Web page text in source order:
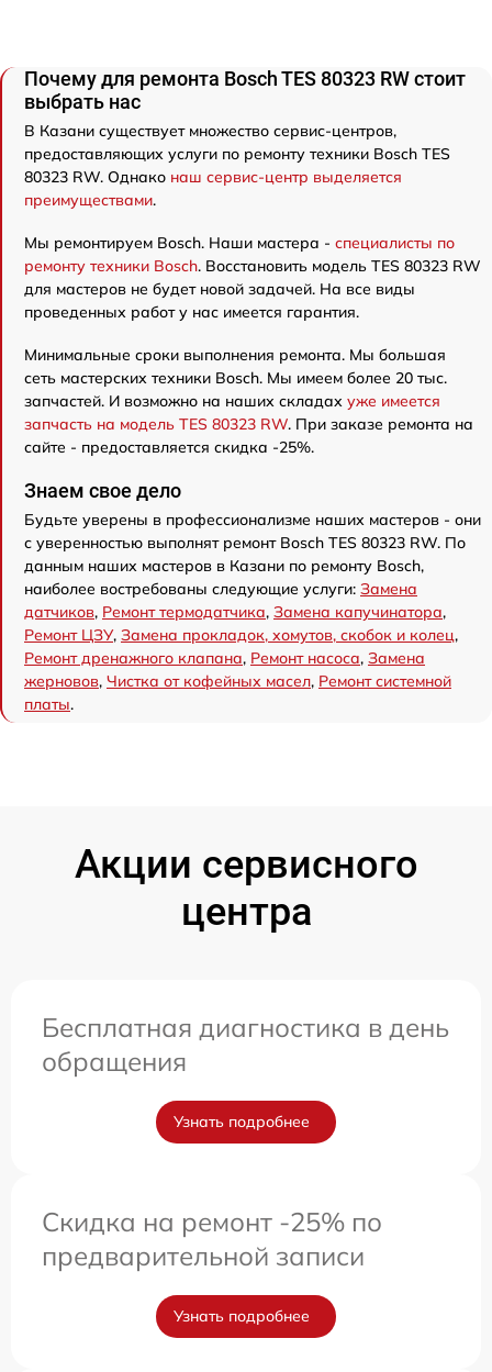
Почему для ремонта Bosch TES 80323 RW стоит
выбрать нас
В Казани существует множество сервис-центров,
предоставляющих услуги по ремонту техники Bosch TES
80323 RW. Однако наш сервис-центр выделяется
преимуществами.
Мы ремонтируем Bosch. Наши мастера - специалисты по
ремонту техники Bosch. Восстановить модель TES 80323 RW
для мастеров не будет новой задачей. На все виды
проведенных работ у нас имеется гарантия.
Минимальные сроки выполнения ремонта. Мы большая
сеть мастерских техники Bosch. Мы имеем более 20 тыс.
запчастей. И возможно на наших складах уже имеется
запчасть на модель TES 80323 RW. При заказе ремонта на
сайте - предоставляется скидка -25%.
Знаем свое дело
Будьте уверены в профессионализме наших мастеров - они
с уверенностью выполнят ремонт Bosch TES 80323 RW. По
данным наших мастеров в Казани по ремонту Bosch,
наиболее востребованы следующие услуги: Замена
датчиков, Ремонт термодатчика, Замена капучинатора,
Ремонт ЦЗУ, Замена прокладок, хомутов, скобок и колец,
Ремонт дренажного клапана, Ремонт насоса, Замена
жерновов, Чистка от кофейных масел, Ремонт системной
платы.
Акции сервисного
центра
Бесплатная диагностика в день
обращения
Узнать подробнее
Скидка на ремонт -25% по
предварительной записи
Узнать подробнее